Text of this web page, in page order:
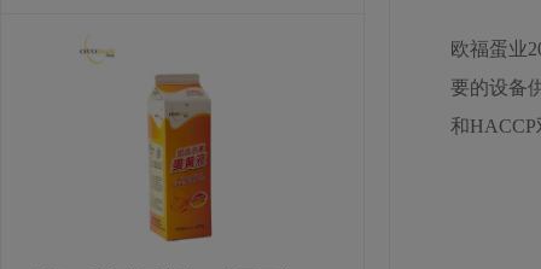
欧福蛋业
要的设备
和